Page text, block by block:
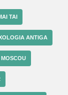
TAI
ANTIGA